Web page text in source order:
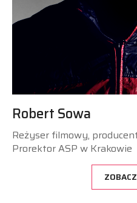
Robert Sowa
Reżyser filmowy,
Prorektor ASP w Krakowie